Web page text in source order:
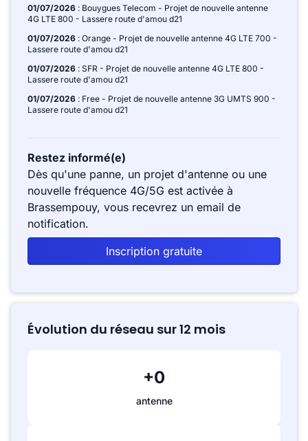
01/07/2026 : Bouygues Telecom - Projet de nouvelle antenne
4G LTE 800 - Lassere route d'amou d21
01/07/2026 : Orange - Projet de nouvelle antenne 4G LTE 700 -
Lassere route d'amou d21
01/07/2026 : SFR - Projet de nouvelle antenne 4G LTE 800 -
Lassere route d'amou d21
01/07/2026 : Free - Projet de nouvelle antenne 3G UMTS 900 -
Lassere route d'amou d21
Restez informé(e)
Dès qu'une panne, un projet d'antenne ou une
nouvelle fréquence 4G/5G est activée à
Brassempouy, vous recevrez un email de
notification.
Inscription gratuite
Évolution du réseau sur 12 mois
+0
antenne